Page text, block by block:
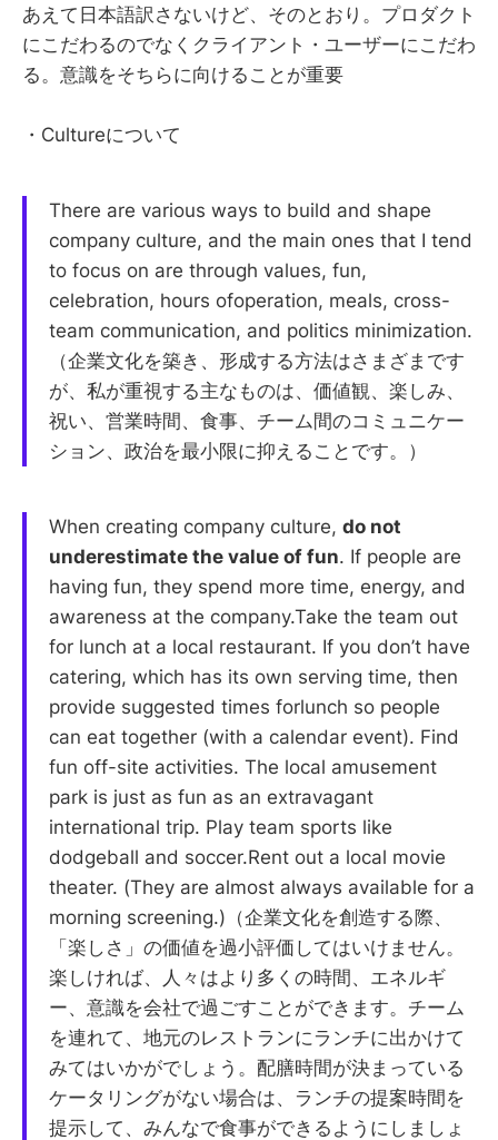
あえて日本語訳さないけど、そのとおり。プロダクト
にこだわるのでなくクライアント・ユーザーにこだわ
る。意識をそちらに向けることが重要
・Cultureについて
There are various ways to build and shape
company culture, and the main ones that I tend
to focus on are through values, fun,
celebration, hours ofoperation, meals, cross-
team communication, and politics minimization.
（企業文化を築き、形成する方法はさまざまです
が、私が重視する主なものは、価値観、楽しみ、
祝い、営業時間、食事、チーム間のコミュニケー
ション、政治を最小限に抑えることです。）
When creating company culture, do not
underestimate the value of fun. If people are
having fun, they spend more time, energy, and
awareness at the company.Take the team out
for lunch at a local restaurant. If you don’t have
catering, which has its own serving time, then
provide suggested times forlunch so people
can eat together (with a calendar event). Find
fun off-site activities. The local amusement
park is just as fun as an extravagant
international trip. Play team sports like
dodgeball and soccer.Rent out a local movie
theater. (They are almost always available for a
morning screening.)（企業文化を創造する際、
「楽しさ」の価値を過小評価してはいけません。
楽しければ、人々はより多くの時間、エネルギ
ー、意識を会社で過ごすことができます。チーム
を連れて、地元のレストランにランチに出かけて
みてはいかがでしょう。配膳時間が決まっている
ケータリングがない場合は、ランチの提案時間を
提示して、みんなで食事ができるようにしましょ